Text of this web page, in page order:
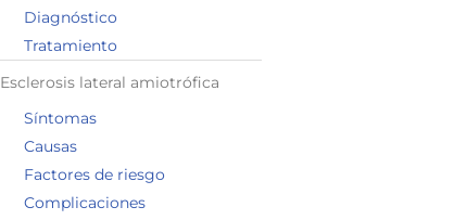
Diagnóstico
Tratamiento
Esclerosis lateral amiotrófica
Síntomas
Causas
Factores de riesgo
Complicaciones